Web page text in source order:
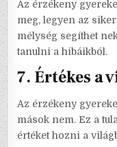
Az érzékeny
meg, legyen az
mélység segíthet
tanulni a hibáikból.
7. Értékes a
Az érzékeny
mások nem. Ez a
értéket hozni a